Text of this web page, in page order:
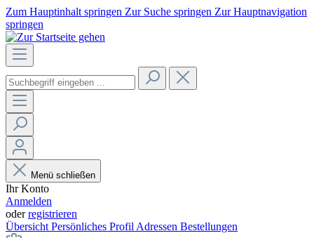
Zum Hauptinhalt springen Zur Suche springen Zur Hauptnavigation
springen
Menü schließen
Ihr Konto
Anmelden
oderregistrieren
Übersicht Persönliches Profil Adressen Bestellungen